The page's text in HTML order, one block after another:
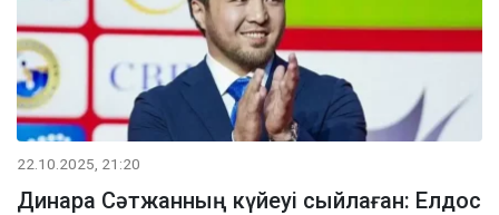
22.10.2025, 21:20
Динара Сәтжанның күйеуі сыйлаған: Елдос